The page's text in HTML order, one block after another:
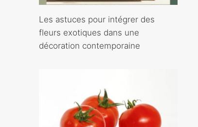
Les astuces pour intégrer des
fleurs exotiques dans une
décoration contemporaine